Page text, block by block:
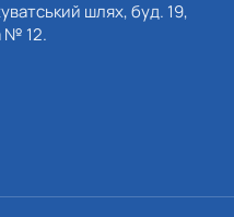
шлях, буд. 19,
№ 12.